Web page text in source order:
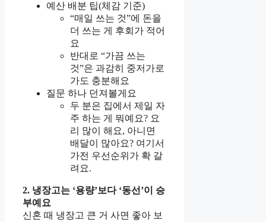
예산 배분 팁(체감 기준)
“매일 쓰는 것”에 돈을
더 쓰는 게 후회가 적어
요
반대로 “가끔 쓰는
것”은 과감히 중저가로
가도 충분해요
질문 하나 던져볼게요
두 분은 집에서 제일 자
주 하는 게 뭐예요? 요
리 많이 해요, 아니면
배달이 많아요? 여기서
가전 우선순위가 확 갈
려요.
2. 냉장고는 ‘용량’보다 ‘동선’이 승
부예요
신혼 때 냉장고 큰 거 사면 좋아 보